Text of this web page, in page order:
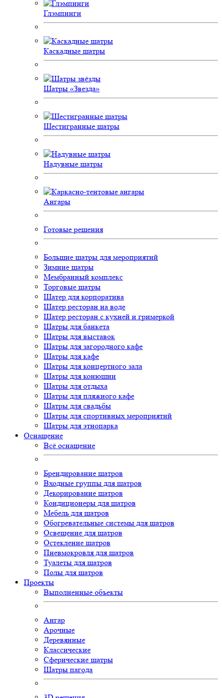
Глэмпинги
Каскадные шатры
Шатры «Звезда»
Шестигранные шатры
Надувные шатры
Ангары
Готовые решения
Большие шатры для мероприятий
Зимние шатры
Мембранный комплекс
Торговые шатры
Шатер для корпоратива
Шатер ресторан на воде
Шатер ресторан с кухней и гримеркой
Шатры для банкета
Шатры для выставок
Шатры для загородного кафе
Шатры для кафе
Шатры для концертного зала
Шатры для конюшни
Шатры для отдыха
Шатры для пляжного кафе
Шатры для свадьбы
Шатры для спортивных мероприятий
Шатры для этнопарка
Оснащение
Всё оснащение
Брендирование шатров
Входные группы для шатров
Декорирование шатров
Кондиционеры для шатров
Мебель для шатров
Обогревательные системы для шатров
Освещение для шатров
Остекление шатров
Пневмокровля для шатров
Туалеты для шатров
Полы для шатров
Проекты
Выполненные объекты
Ангар
Арочные
Деревянные
Классические
Сферические шатры
Шатры пагода